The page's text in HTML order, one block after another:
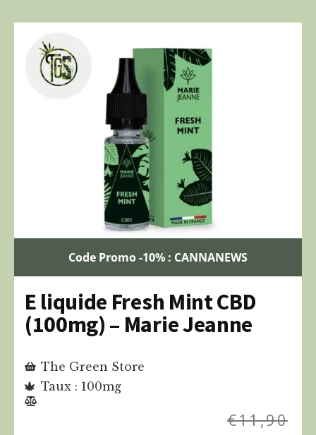
Code Promo -10% : CANNANEWS
E liquide Fresh Mint CBD
(100mg) – Marie Jeanne
The Green Store
Taux : 100mg
€11,90